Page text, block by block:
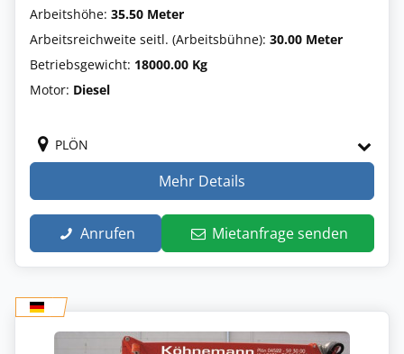
Arbeitshöhe: 35.50 Meter
Arbeitsreichweite seitl. (Arbeitsbühne): 30.00 Meter
Betriebsgewicht: 18000.00 Kg
Motor: Diesel
PLÖN
Mehr Details
Anrufen Mietanfrage senden